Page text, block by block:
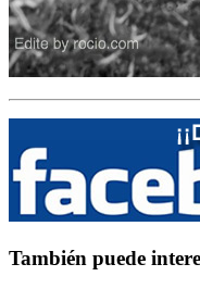
También puede